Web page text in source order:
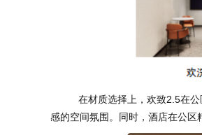
在材质选择上，欢致2.5在公区
感的空间氛围。同时，酒店在公区